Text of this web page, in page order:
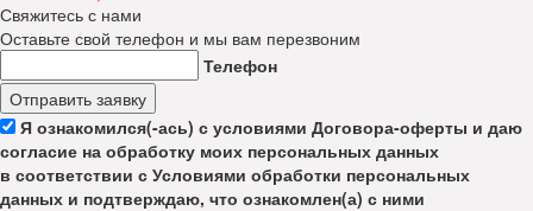
Свяжитесь с нами
Оставьте свой телефон и мы вам перезвоним
Телефон
Отправить заявку
Я ознакомился(-ась) с условиями Договора-оферты и даю
согласие на обработку моих персональных данных
в соответствии с Условиями обработки персональных
данных и подтверждаю, что ознакомлен(а) с ними